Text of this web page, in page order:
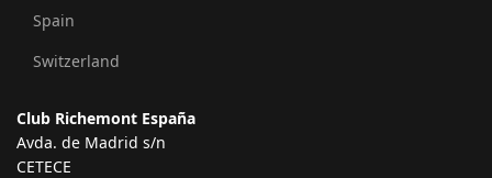
Spain
Switzerland
Club Richemont España
Avda. de Madrid s/n
CETECE